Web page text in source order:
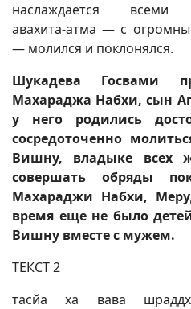
наслаждается всеми
авахита-атма — с
— молился и поклонялся.
Шукадева Госвами
Махараджа Набхи, сын
у него родились
сосредоточенно
Вишну, владыке всех
совершать обряды
Махараджи Набхи,
время еще не было
Вишну вместе с мужем.
ТЕКСТ 2
тасйа ха вава